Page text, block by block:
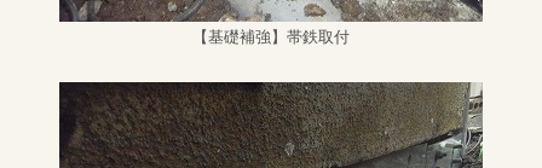
【基礎補強】帯鉄取付